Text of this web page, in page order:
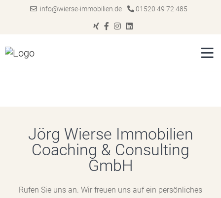
info@wierse-immobilien.de 01520 49 72 485
Jörg Wierse Immobilien
Coaching & Consulting
GmbH
Rufen Sie uns an. Wir freuen uns auf ein persönliches